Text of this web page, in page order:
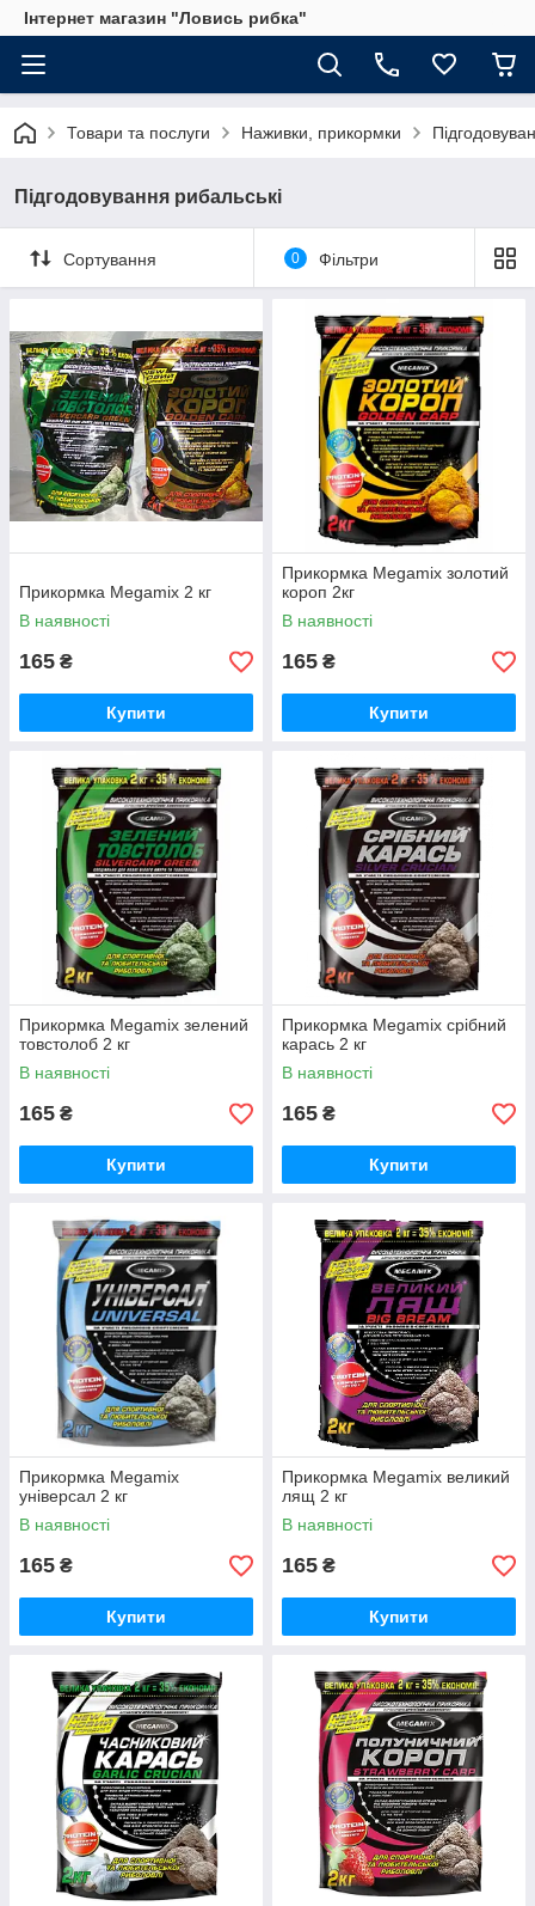
Інтернет магазин "Ловись рибка"
Товари та послуги Наживки, прикормки
Підгодовування рибальські
Сортування 0 Фільтри
Прикормка Megamix 2 кг
В наявності
165 ₴
Купити
Прикормка Megamix золотий
короп 2кг
В наявності
165 ₴
Купити
Прикормка Megamix зелений
товстолоб 2 кг
В наявності
165 ₴
Купити
Прикормка Megamix срібний
карась 2 кг
В наявності
165 ₴
Купити
Прикормка Megamix
універсал 2 кг
В наявності
165 ₴
Купити
Прикормка Megamix великий
лящ 2 кг
В наявності
165 ₴
Купити